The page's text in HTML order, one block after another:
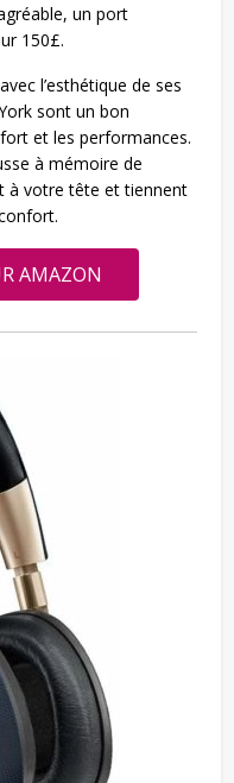
un port
150£.
l’esthétique de ses
sont un bon
et les performances.
à mémoire de
à votre tête et tiennent
AMAZON